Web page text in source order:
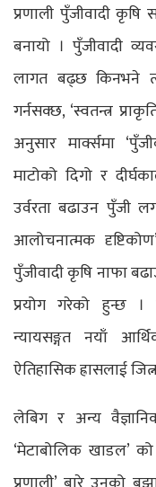
प्रणाली पुँजीवादी
बनायो । पुँजीवादी
लागत बढ्छ किनभने
गर्नसक्छ, ‘स्वतन्त्र
अनुसार मार्क्समा
माटोको दिगो र
उर्वरता बढाउन पुँजी
आलोचनात्मक
पुँजीवादी कृषि नाफा
प्रयोग गरेको हुन्छ ।
न्यायसङ्गत नयाँ
ऐतिहासिक ह्रासलाई
लेबिग र अन्य
‘मेटाबोलिक खाडल’